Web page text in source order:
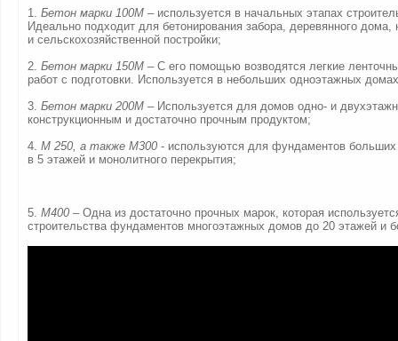
1. Бетон марки 100М – используется в начальных этапах
Идеально подходит для бетонирования забора, деревянного дома,
и сельскохозяйственной постройки;
2. Бетон марки 150М – С его помощью возводятся легкие
работ с подготовки. Используется в небольших одноэтажных
3. Бетон марки 200М – Используется для домов одно- и
конструкционным и достаточно прочным продуктом;
4. М 250, а также М300 - используются для фундаментов
в 5 этажей и монолитного перекрытия;
5. М400 – Одна из достаточно прочных марок, которая
строительства фундаментов многоэтажных домов до 20 этажей и